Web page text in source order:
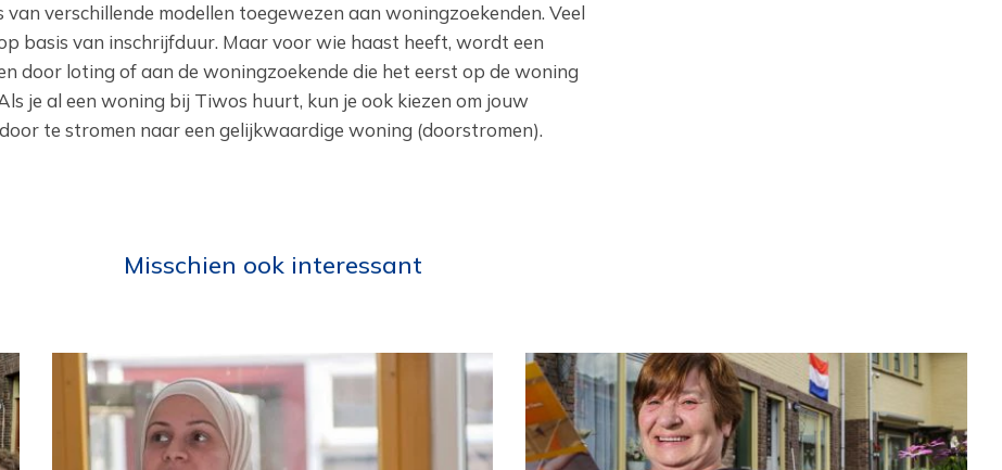
verschillende modellen toegewezen aan woningzoekenden. Veel
basis van inschrijfduur. Maar voor wie haast heeft, wordt een
door loting of aan de woningzoekende die het eerst op de woning
je al een woning bij Tiwos huurt, kun je ook kiezen om jouw
te stromen naar een gelijkwaardige woning (doorstromen).‎
Misschien ook interessant